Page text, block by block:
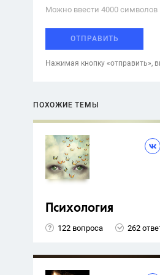
Можно ввести 4000 cимволов
ОТПРАВИТЬ
Нажимая кнопку «отправить»,
ПОХОЖИЕ ТЕМЫ
Психология
122 вопроса 262